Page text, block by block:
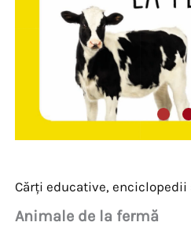
Cărți educative, enciclopedii
Animale de la fermă